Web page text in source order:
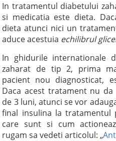
In tratamentul diabetului
si medicatia este dieta.
dieta atunci nici un
aduce acestuia echilibrul
In ghidurile internationale
zaharat de tip 2, prima
pacient nou diagnosticat,
Daca acest tratament nu
de 3 luni, atunci se vor
final insulina la tratamentul
care sunt si cum
rugam sa vedeti articolul: „